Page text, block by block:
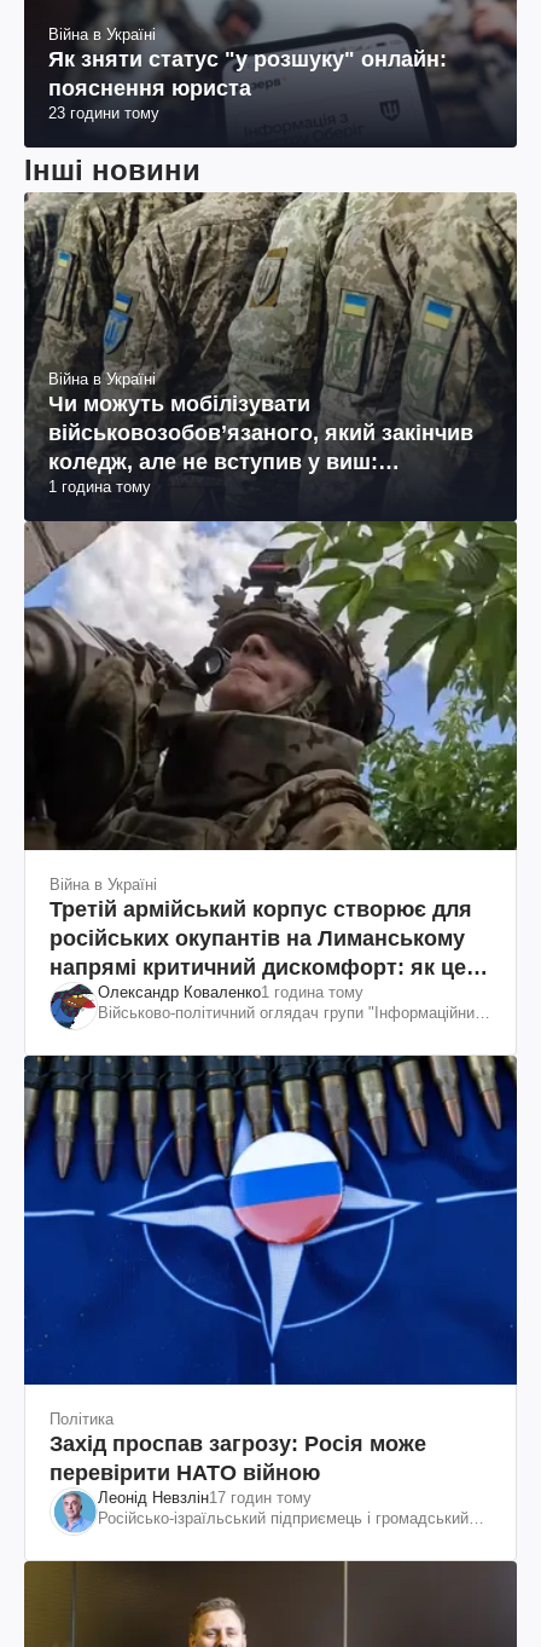
Війна в Україні
Як зняти статус "у розшуку" онлайн:
пояснення юриста
23 години тому
Інші новини
Війна в Україні
Чи можуть мобілізувати
військовозобов’язаного, який закінчив
коледж, але не вступив у виш:
пояснення юриста
1 година тому
Війна в Україні
Третій армійський корпус створює для
російських окупантів на Лиманському
напрямі критичний дискомфорт: як це
вдалосяОлександр Коваленко1 година тому
Військово-політичний оглядач групи "Інформаційний
Політика
Захід проспав загрозу: Росія може
перевірити НАТО війною
Леонід Невзлін17 годин тому
Російсько-ізраїльський підприємець і громадський